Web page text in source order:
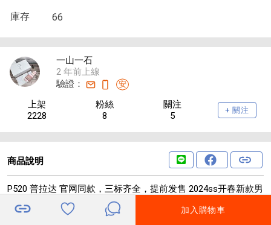
庫存 66
一山一石
2 年前上線
驗證：
安
上架
2228
粉絲
8
關注
5
+ 關注
商品說明
P520 普拉达 官网同款，三标齐全，提前发售 2024ss开春新款男
士夹克外套，双面穿原单三标齐全高端版本 专柜定制面料 透气
舒适度高，细节无可挑剔，品牌元素设计理念，体现高品质。手
加入購物車